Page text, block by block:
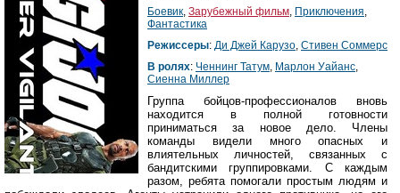
Боевик Зарубежный фильм Приключения
Фантастика
Режиссеры: Ди Джей Карузо Стивен Соммерс
В ролях: Ченнинг Татум Марлон Уайанс
Сиенна Миллер
Группа бойцов-профессионалов вновь
находится в полной готовности
приниматься за новое дело. Члены
команды видели много опасных и
влиятельных личностей, связанных с
бандитскими группировками. С каждым
разом, ребята помогали простым людям и